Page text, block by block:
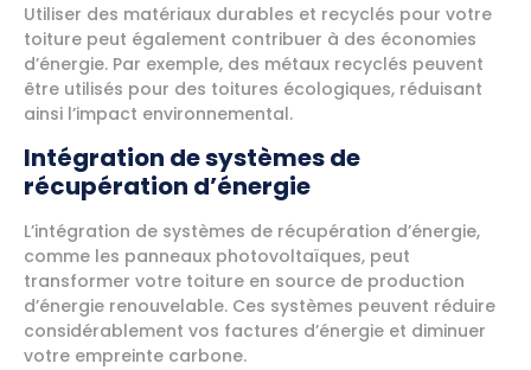
Utiliser des matériaux durables et recyclés pour votre
toiture peut également contribuer à des économies
d’énergie. Par exemple, des métaux recyclés peuvent
être utilisés pour des toitures écologiques, réduisant
ainsi l’impact environnemental.
Intégration de systèmes de
récupération d’énergie
L’intégration de systèmes de récupération d’énergie,
comme les panneaux photovoltaïques, peut
transformer votre toiture en source de production
d’énergie renouvelable. Ces systèmes peuvent réduire
considérablement vos factures d’énergie et diminuer
votre empreinte carbone.